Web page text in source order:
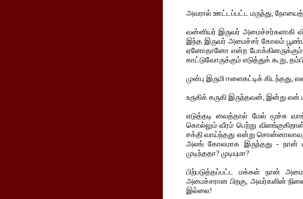
அவரால் ஊட்டப்பட்ட மருந்து,
வன்னியர் இருவர் அமைச்சர்களாகி
இந்த இருவர் அமைச்சர் கோலம்
ஏனோதானோ என்ற
காட்டுவோருக்கும் எடுத்துக் கூறு,
முன்பு இருமி ஈளைகட்டிக் கிடந்தது,
உருகிக் கருகி இருந்தவன், இன்று
எடுத்தடி வைத்தால் மேல் மூச்சு
கொல்லும் வீரம் பெற்று
சக்தி வாய்ந்தது என்று
அலங் கோலமாக இருந்தது - நான்
முடிந்ததா? முடியுமா?
பிற்படுத்தப்பட்ட மக்கள் நான்
அமைச்சரான பிறகு, அவர்களின்
இல்லை!